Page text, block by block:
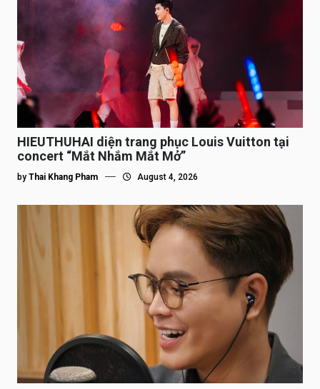
HIEUTHUHAI diện trang phục Louis Vuitton tại
concert “Mắt Nhắm Mắt Mở”
by Thai Khang Pham August 4, 2026